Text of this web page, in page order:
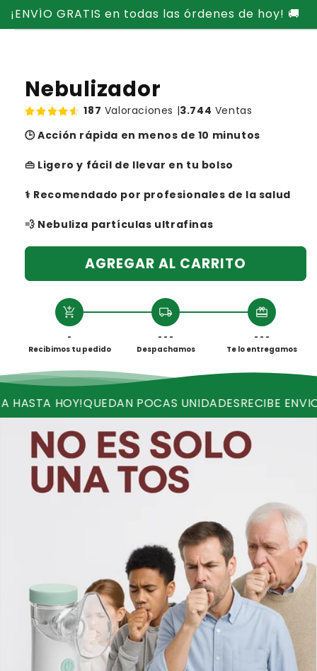
contenido
¡ENVÍO GRATIS en todas las órdenes de hoy! 🚚
Nebulizador
187 Valoraciones |3.744 Ventas
🕒 Acción rápida en menos de 10 minutos
👜 Ligero y fácil de llevar en tu bolso
⚕️ Recomendado por profesionales de la salud
💨 Nebuliza partículas ultrafinas
AGREGAR AL CARRITO
add_shopping_cart
-
Recibimos tu pedido
local_shipping
- - -
Despachamos
redeem
- - -
Te lo entregamos
HOY!QUEDAN POCAS UNIDADESRECIBE ENVIO